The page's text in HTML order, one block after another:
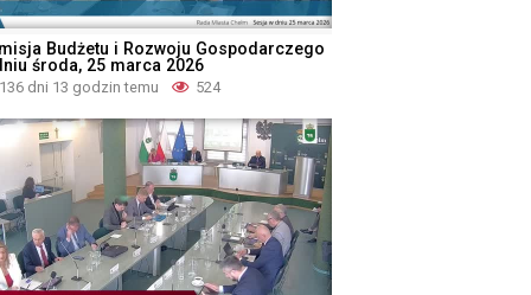
Budżetu i Rozwoju Gospodarczego
środa, 25 marca 2026
136 dni 13 godzin temu 524